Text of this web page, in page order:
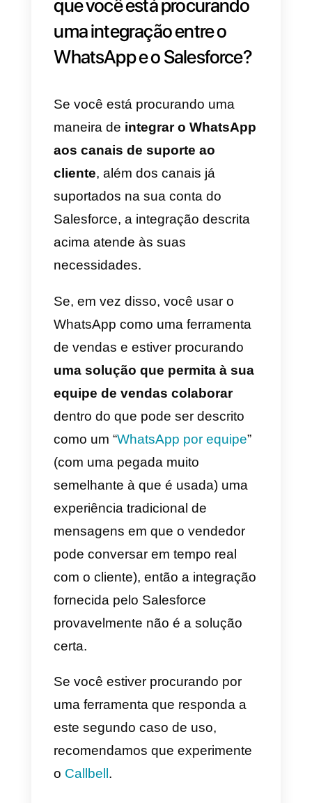
Possui o Lightning Experience
ou o Salesforce Classic nas
Unlimited ou Developer.
2) Tenha uma licença de usuário
do Digital Engagement, Service
Cloud e Chat.
3)Tenha uma conta do
uma conta do Facebook
Business Manager verificada
Por fim, após a conclusão dos
requisitos descritos acima, será
necessário seguir as etapas
descritasneste guia
a integração entre o Salesforce e
A questão é, portanto: por
que você está procurando
uma integração entre o
WhatsApp e o Salesforce?
Se você está procurando uma
maneira de